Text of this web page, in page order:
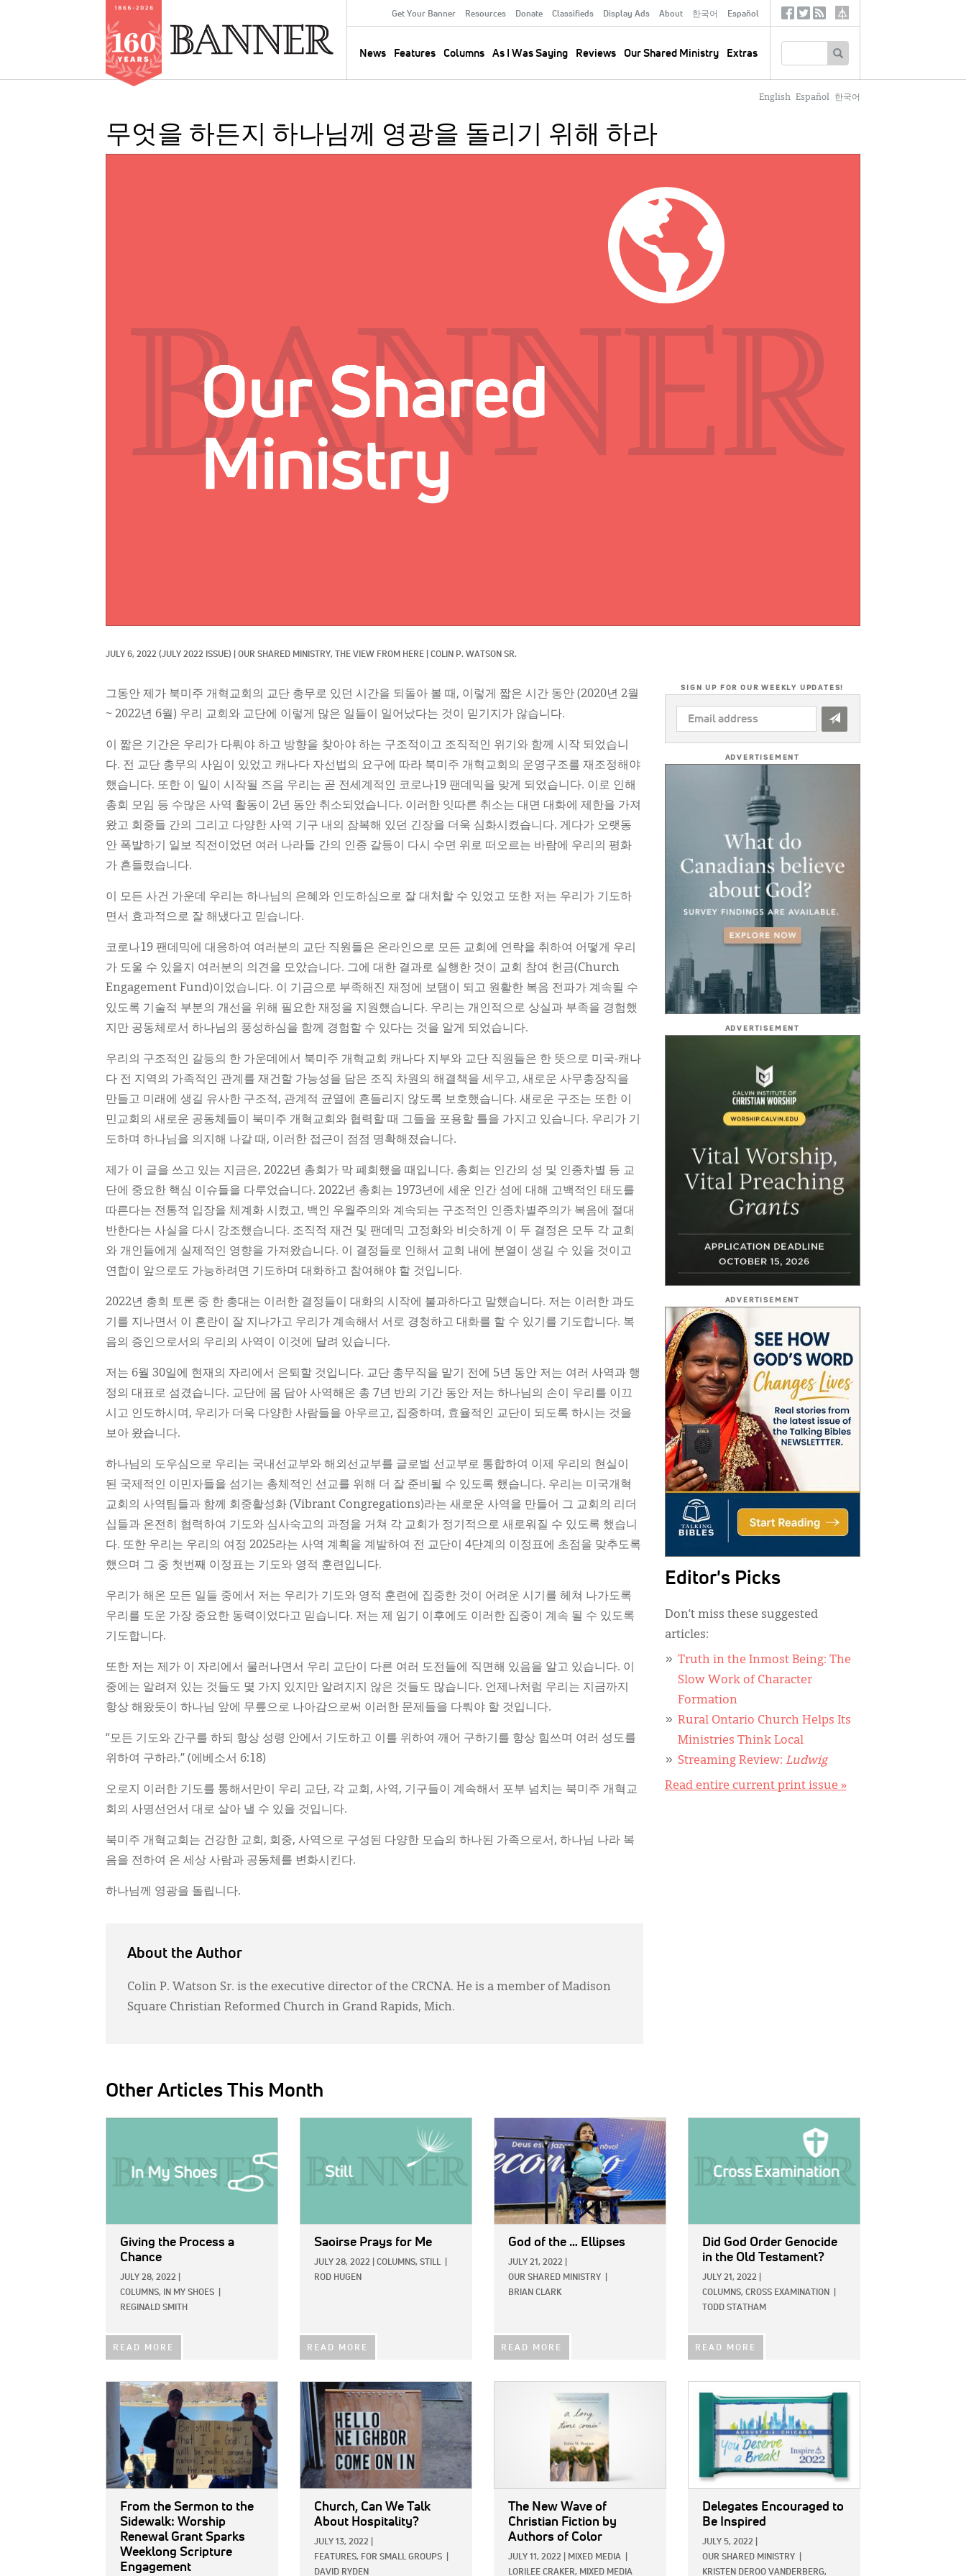
Secondary
Menu
Get Your Banner Resources Donate Classifieds Display Ads About 한국어 Español
News Features Columns As I Was Saying Reviews Our Shared Ministry Extras
SocialTertiary
English Español 한국어
무엇을 하든지 하나님께 영광을 돌리기 위해 하라
JULY 6, 2022 (JULY 2022 ISSUE) OUR SHARED MINISTRY, THE VIEW FROM HERE COLIN P. WATSON SR.
그동안 제가 북미주 개혁교회의 교단 총무로 있던 시간을 되돌아 볼 때, 이렇게 짧은 시간 동안 (2020년 2월
~ 2022년 6월) 우리 교회와 교단에 이렇게 많은 일들이 일어났다는 것이 믿기지가 않습니다.
이 짧은 기간은 우리가 다뤄야 하고 방향을 찾아야 하는 구조적이고 조직적인 위기와 함께 시작 되었습니
다. 전 교단 총무의 사임이 있었고 캐나다 자선법의 요구에 따라 북미주 개혁교회의 운영구조를 재조정해야
했습니다. 또한 이 일이 시작될 즈음 우리는 곧 전세계적인 코로나19 팬데믹을 맞게 되었습니다. 이로 인해
총회 모임 등 수많은 사역 활동이 2년 동안 취소되었습니다. 이러한 잇따른 취소는 대면 대화에 제한을 가져
왔고 회중들 간의 그리고 다양한 사역 기구 내의 잠복해 있던 긴장을 더욱 심화시켰습니다. 게다가 오랫동
안 폭발하기 일보 직전이었던 여러 나라들 간의 인종 갈등이 다시 수면 위로 떠오르는 바람에 우리의 평화
가 흔들렸습니다.
이 모든 사건 가운데 우리는 하나님의 은혜와 인도하심으로 잘 대처할 수 있었고 또한 저는 우리가 기도하
면서 효과적으로 잘 해냈다고 믿습니다.
코로나19 팬데믹에 대응하여 여러분의 교단 직원들은 온라인으로 모든 교회에 연락을 취하여 어떻게 우리
가 도울 수 있을지 여러분의 의견을 모았습니다. 그에 대한 결과로 실행한 것이 교회 참여 헌금(Church
Engagement Fund)이었습니다. 이 기금으로 부족해진 재정에 보탬이 되고 원활한 복음 전파가 계속될 수
있도록 기술적 부분의 개선을 위해 필요한 재정을 지원했습니다. 우리는 개인적으로 상실과 부족을 경험했
지만 공동체로서 하나님의 풍성하심을 함께 경험할 수 있다는 것을 알게 되었습니다.
우리의 구조적인 갈등의 한 가운데에서 북미주 개혁교회 캐나다 지부와 교단 직원들은 한 뜻으로 미국-캐나
다 전 지역의 가족적인 관계를 재건할 가능성을 담은 조직 차원의 해결책을 세우고, 새로운 사무총장직을
만들고 미래에 생길 유사한 구조적, 관계적 균열에 흔들리지 않도록 보호했습니다. 새로운 구조는 또한 이
민교회의 새로운 공동체들이 북미주 개혁교회와 협력할 때 그들을 포용할 틀을 가지고 있습니다. 우리가 기
도하며 하나님을 의지해 나갈 때, 이러한 접근이 점점 명확해졌습니다.
제가 이 글을 쓰고 있는 지금은, 2022년 총회가 막 폐회했을 때입니다. 총회는 인간의 성 및 인종차별 등 교
단에 중요한 핵심 이슈들을 다루었습니다. 2022년 총회는 1973년에 세운 인간 성에 대해 고백적인 태도를
따른다는 전통적 입장을 체계화 시켰고, 백인 우월주의와 계속되는 구조적인 인종차별주의가 복음에 절대
반한다는 사실을 다시 강조했습니다. 조직적 재건 및 팬데믹 고정화와 비슷하게 이 두 결정은 모두 각 교회
와 개인들에게 실제적인 영향을 가져왔습니다. 이 결정들로 인해서 교회 내에 분열이 생길 수 있을 것이고
연합이 앞으로도 가능하려면 기도하며 대화하고 참여해야 할 것입니다.
2022년 총회 토론 중 한 총대는 이러한 결정들이 대화의 시작에 불과하다고 말했습니다. 저는 이러한 과도
기를 지나면서 이 혼란이 잘 지나가고 우리가 계속해서 서로 경청하고 대화를 할 수 있기를 기도합니다. 복
음의 증인으로서의 우리의 사역이 이것에 달려 있습니다.
저는 6월 30일에 현재의 자리에서 은퇴할 것입니다. 교단 총무직을 맡기 전에 5년 동안 저는 여러 사역과 행
정의 대표로 섬겼습니다. 교단에 몸 담아 사역해온 총 7년 반의 기간 동안 저는 하나님의 손이 우리를 이끄
시고 인도하시며, 우리가 더욱 다양한 사람들을 아우르고, 집중하며, 효율적인 교단이 되도록 하시는 것을
보아 왔습니다.
하나님의 도우심으로 우리는 국내선교부와 해외선교부를 글로벌 선교부로 통합하여 이제 우리의 현실이
된 국제적인 이민자들을 섬기는 총체적인 선교를 위해 더 잘 준비될 수 있도록 했습니다. 우리는 미국개혁
교회의 사역팀들과 함께 회중활성화 (Vibrant Congregations)라는 새로운 사역을 만들어 그 교회의 리더
십들과 온전히 협력하여 기도와 심사숙고의 과정을 거쳐 각 교회가 정기적으로 새로워질 수 있도록 했습니
다. 또한 우리는 우리의 여정 2025라는 사역 계획을 계발하여 전 교단이 4단계의 이정표에 초점을 맞추도록
했으며 그 중 첫번째 이정표는 기도와 영적 훈련입니다.
우리가 해온 모든 일들 중에서 저는 우리가 기도와 영적 훈련에 집중한 것이 어려운 시기를 헤쳐 나가도록
우리를 도운 가장 중요한 동력이었다고 믿습니다. 저는 제 임기 이후에도 이러한 집중이 계속 될 수 있도록
기도합니다.
또한 저는 제가 이 자리에서 물러나면서 우리 교단이 다른 여러 도전들에 직면해 있음을 알고 있습니다. 이
중에는 알려져 있는 것들도 몇 가지 있지만 알려지지 않은 것들도 많습니다. 언제나처럼 우리는 지금까지
항상 해왔듯이 하나님 앞에 무릎으로 나아감으로써 이러한 문제들을 다뤄야 할 것입니다.
“모든 기도와 간구를 하되 항상 성령 안에서 기도하고 이를 위하여 깨어 구하기를 항상 힘쓰며 여러 성도를
위하여 구하라.” (에베소서 6:18)
오로지 이러한 기도를 통해서만이 우리 교단, 각 교회, 사역, 기구들이 계속해서 포부 넘치는 북미주 개혁교
회의 사명선언서 대로 살아 낼 수 있을 것입니다.
북미주 개혁교회는 건강한 교회, 회중, 사역으로 구성된 다양한 모습의 하나된 가족으로서, 하나님 나라 복
음을 전하여 온 세상 사람과 공동체를 변화시킨다.
하나님께 영광을 돌립니다.
About the Author
Colin P. Watson Sr. is the executive director of the CRCNA. He is a member of Madison
Square Christian Reformed Church in Grand Rapids, Mich.
SIGN UP FOR OUR WEEKLY UPDATES!
EMAIL
ADDRESS
ADVERTISEMENT
ADVERTISEMENT
ADVERTISEMENT
Editor's Picks
Don’t miss these suggested
articles:
Truth in the Inmost Being: The
Slow Work of Character
Formation
Rural Ontario Church Helps Its
Ministries Think Local
Streaming Review: Ludwig
Read entire current print issue »
Other Articles This Month
Giving the Process a
Chance
JULY 28, 2022
COLUMNS,
IN MY SHOES
REGINALD SMITH
READ MORE
Saoirse Prays for Me
JULY 28, 2022 COLUMNS, STILL
ROD HUGEN
READ MORE
God of the … Ellipses
JULY 21, 2022
OUR SHARED MINISTRY
BRIAN CLARK
READ MORE
Did God Order Genocide
in the Old Testament?
JULY 21, 2022
COLUMNS, CROSS EXAMINATION
TODD STATHAM
READ MORE
IMAGE:
From the Sermon to the
Sidewalk: Worship
Renewal Grant Sparks
Weeklong Scripture
Engagement
IMAGE:
Church, Can We Talk
About Hospitality?
JULY 13, 2022
FEATURES, FOR SMALL GROUPS
DAVID RYDEN
The New Wave of
Christian Fiction by
Authors of Color
JULY 11, 2022 MIXED MEDIA
LORILEE CRAKER, MIXED MEDIA
IMAGE:
Delegates Encouraged to
Be Inspired
JULY 5, 2022
OUR SHARED MINISTRY
KRISTEN DEROO VANDERBERG,